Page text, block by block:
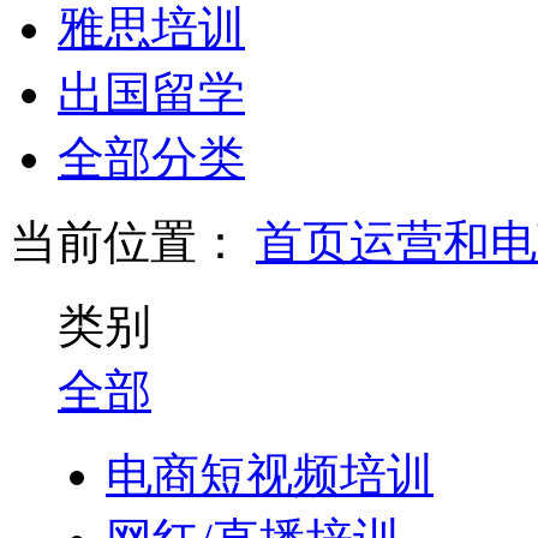
雅思培训
出国留学
全部分类
当前位置：
首页运营和
类别
全部
电商短视频培训